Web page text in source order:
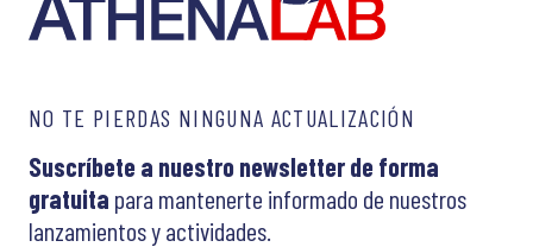
NO TE PIERDAS NINGUNA ACTUALIZACIÓN
Suscríbete a nuestro newsletter de forma
gratuita para mantenerte informado de nuestros
lanzamientos y actividades.